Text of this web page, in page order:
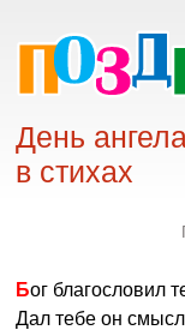
День
в стихах
Бог благословил
Дал тебе он смысл